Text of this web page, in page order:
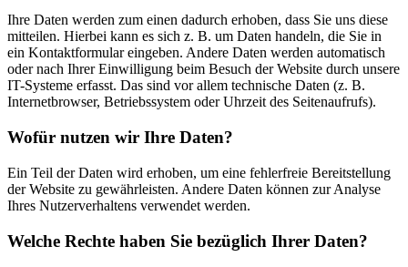
Ihre Daten werden zum einen dadurch erhoben, dass Sie uns diese
mitteilen. Hierbei kann es sich z. B. um Daten handeln, die Sie in
ein Kontaktformular eingeben. Andere Daten werden automatisch
oder nach Ihrer Einwilligung beim Besuch der Website durch unsere
IT-Systeme erfasst. Das sind vor allem technische Daten (z. B.
Internetbrowser, Betriebssystem oder Uhrzeit des Seitenaufrufs).
Wofür nutzen wir Ihre Daten?
Ein Teil der Daten wird erhoben, um eine fehlerfreie Bereitstellung
der Website zu gewährleisten. Andere Daten können zur Analyse
Ihres Nutzerverhaltens verwendet werden.
Welche Rechte haben Sie bezüglich Ihrer Daten?